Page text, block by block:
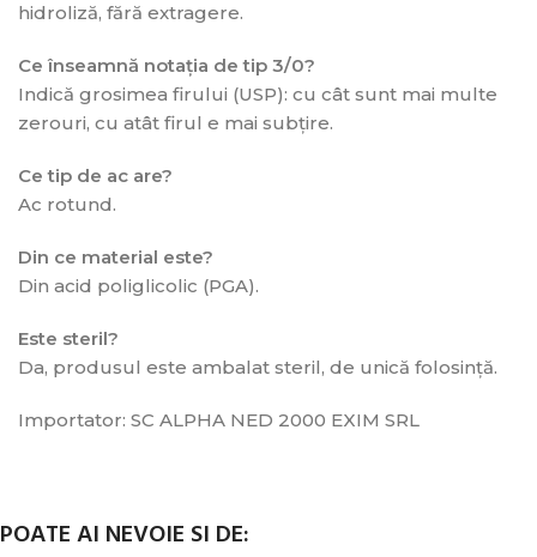
hidroliză, fără extragere.
Ce înseamnă notația de tip 3/0?
Indică grosimea firului (USP): cu cât sunt mai multe
zerouri, cu atât firul e mai subțire.
Ce tip de ac are?
Ac rotund.
Din ce material este?
Din acid poliglicolic (PGA).
Este steril?
Da, produsul este ambalat steril, de unică folosință.
Importator: SC ALPHA NED 2000 EXIM SRL
POATE AI NEVOIE SI DE: